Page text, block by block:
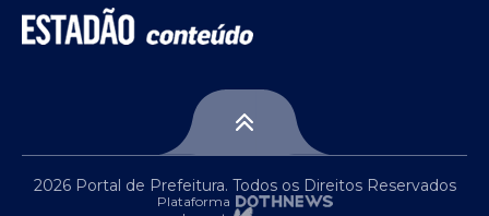
2026 Portal de Prefeitura. Todos os Direitos Reservados
Plataforma